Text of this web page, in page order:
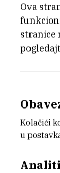
Ova
stranice
Kolačići
u